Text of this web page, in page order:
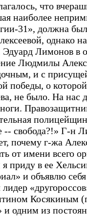
что
наиболее
31», должна
однако
Лимонов в
Людмилы
и с
победы, о
не было. На
-- свобода?!» Г-н
почему г-жа
от имени всего
приду в ее
и объявлю
лидер
Косякиным
и одним из